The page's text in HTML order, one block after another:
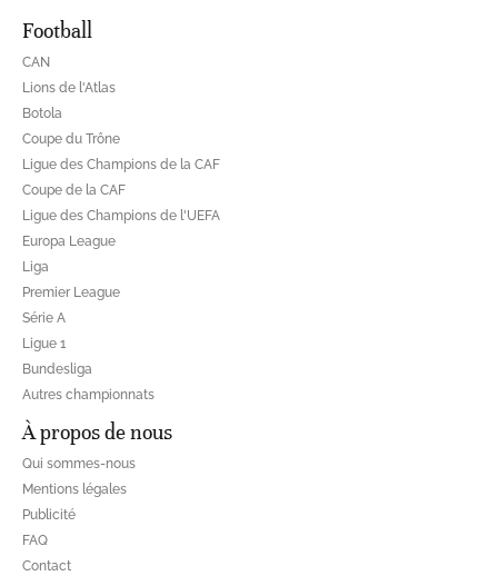
Football
CAN
Lions de l'Atlas
Botola
Coupe du Trône
Ligue des Champions de la CAF
Coupe de la CAF
Ligue des Champions de l'UEFA
Europa League
Liga
Premier League
Série A
Ligue 1
Bundesliga
Autres championnats
À propos de nous
Qui sommes-nous
Mentions légales
Publicité
FAQ
Contact